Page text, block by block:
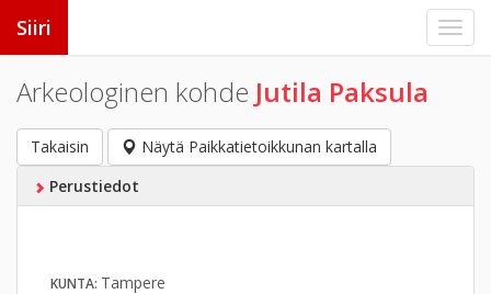
Siiri
Arkeologinen kohde Jutila Paksula
Takaisin
Näytä Paikkatietoikkunan kartalla
Perustiedot
KUNTA: Tampere